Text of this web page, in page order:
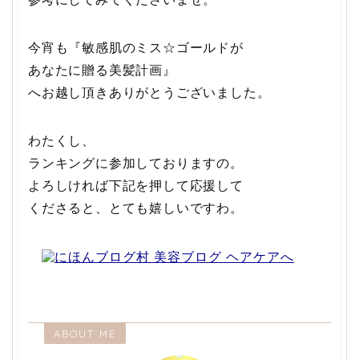
今宵も『敏感肌のミス☆ゴールドが
あなたに贈る美髪計画』
へお越し頂きありがとうございました。
わたくし、
ランキングに参加しておりますの。
よろしければ下記を押して応援して
くださると、とても嬉しいですわ。
ABOUT ME